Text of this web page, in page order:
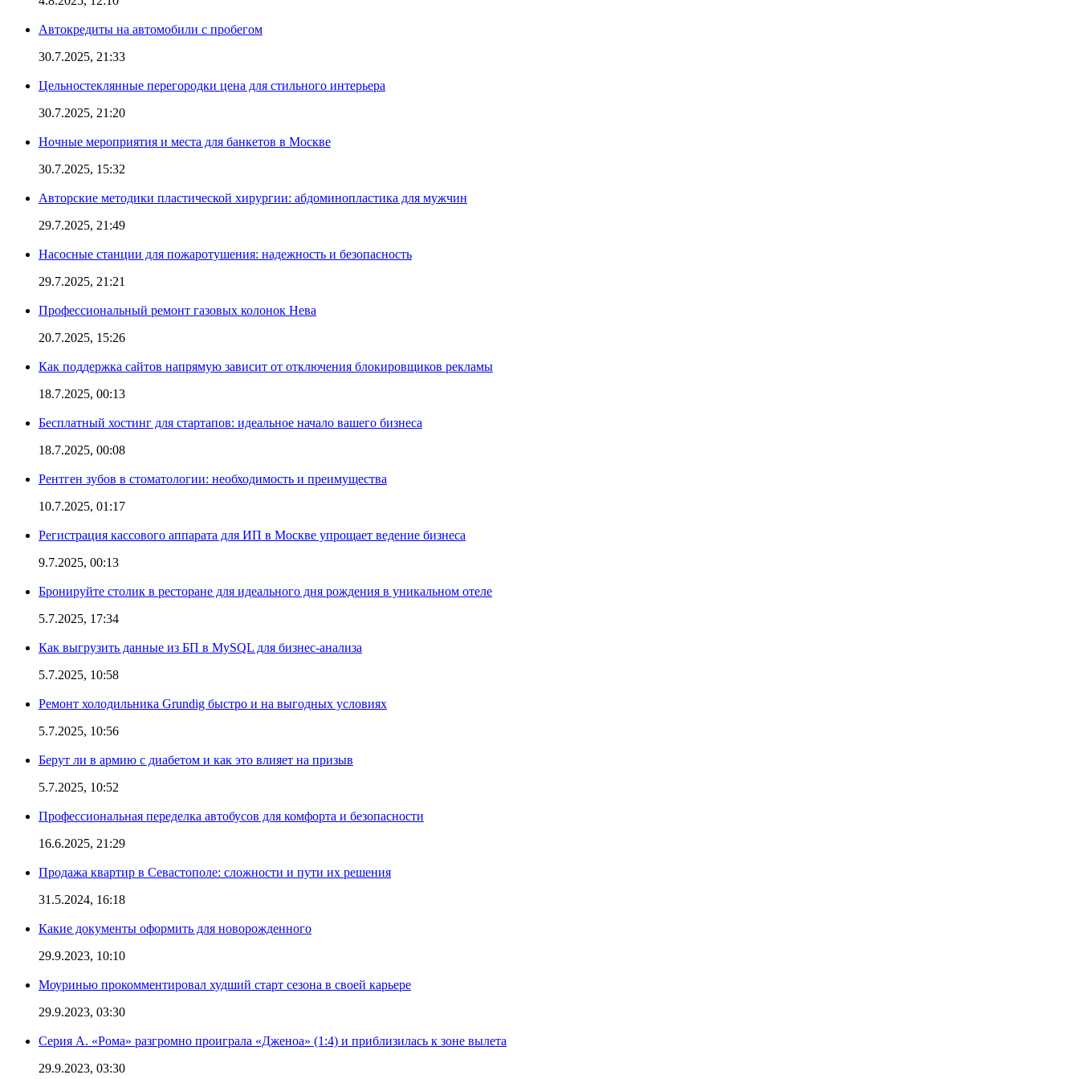
Автокредиты на автомобили с пробегом
30.7.2025, 21:33
Цельностеклянные перегородки цена для стильного интерьера
30.7.2025, 21:20
Ночные мероприятия и места для банкетов в Москве
30.7.2025, 15:32
Авторские методики пластической хирургии: абдоминопластика для мужчин
29.7.2025, 21:49
Насосные станции для пожаротушения: надежность и безопасность
29.7.2025, 21:21
Профессиональный ремонт газовых колонок Нева
20.7.2025, 15:26
Как поддержка сайтов напрямую зависит от отключения блокировщиков рекламы
18.7.2025, 00:13
Бесплатный хостинг для стартапов: идеальное начало вашего бизнеса
18.7.2025, 00:08
Рентген зубов в стоматологии: необходимость и преимущества
10.7.2025, 01:17
Регистрация кассового аппарата для ИП в Москве упрощает ведение бизнеса
9.7.2025, 00:13
Бронируйте столик в ресторане для идеального дня рождения в уникальном отеле
5.7.2025, 17:34
Как выгрузить данные из БП в MySQL для бизнес-анализа
5.7.2025, 10:58
Ремонт холодильника Grundig быстро и на выгодных условиях
5.7.2025, 10:56
Берут ли в армию с диабетом и как это влияет на призыв
5.7.2025, 10:52
Профессиональная переделка автобусов для комфорта и безопасности
16.6.2025, 21:29
Продажа квартир в Севастополе: сложности и пути их решения
31.5.2024, 16:18
Какие документы оформить для новорожденного
29.9.2023, 10:10
Моуринью прокомментировал худший старт сезона в своей карьере
29.9.2023, 03:30
Серия А. «Рома» разгромно проиграла «Дженоа» (1:4) и приблизилась к зоне вылета
29.9.2023, 03:30